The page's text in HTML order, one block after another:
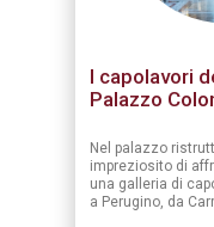
I capolavori
Palazzo
Nel palazzo
impreziosito di
una galleria di
a Perugino, da